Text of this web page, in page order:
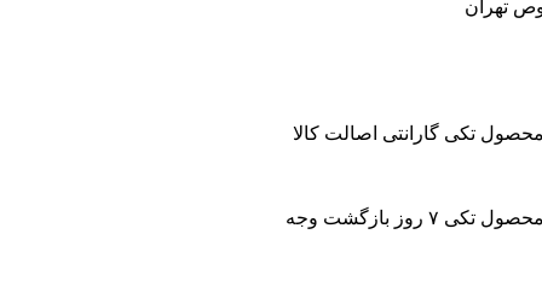
گارانتی اصالت کالا
۷ روز بازگشت وجه